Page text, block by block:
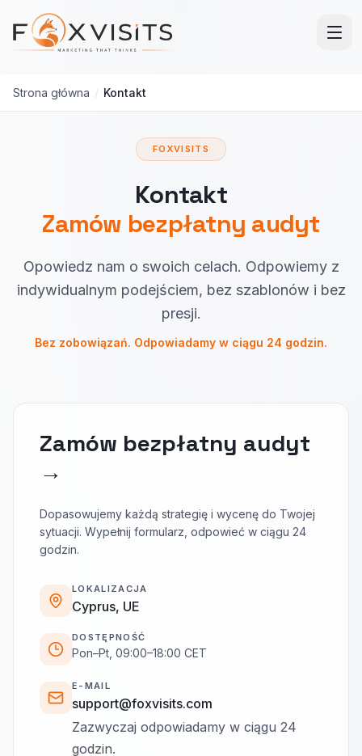
Przejdź do treści głównej
Strona główna / Kontakt
FOXVISITS
Kontakt
Zamów bezpłatny audyt
Opowiedz nam o swoich celach. Odpowiemy z
indywidualnym podejściem, bez szablonów i bez
presji.
Bez zobowiązań. Odpowiadamy w ciągu 24 godzin.
Zamów bezpłatny audyt
→
Dopasowujemy każdą strategię i wycenę do Twojej
sytuacji. Wypełnij formularz, odpowieć w ciągu 24
godzin.
LOKALIZACJA
Cyprus, UE
DOSTĘPNOŚĆ
Pon–Pt, 09:00–18:00 CET
E-MAIL
support@foxvisits.com
Zazwyczaj odpowiadamy w ciągu 24
godzin.